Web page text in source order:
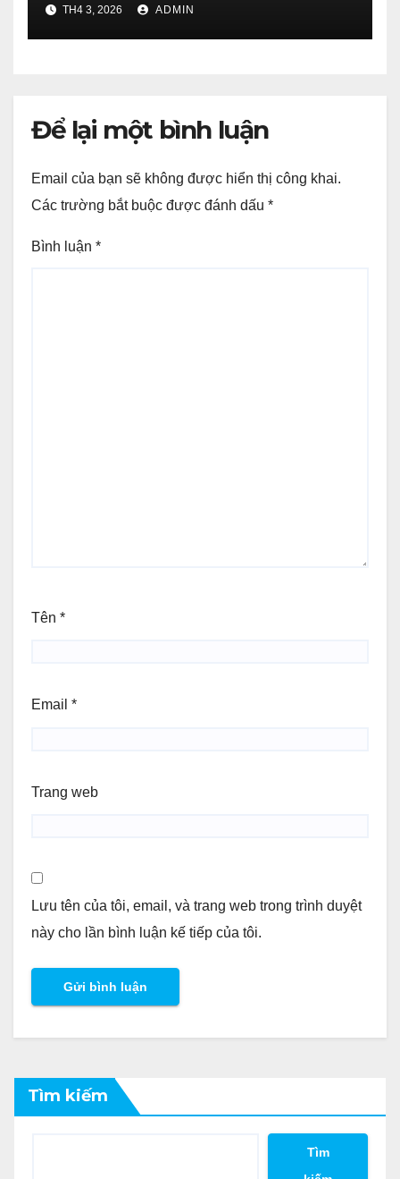
TH4 3, 2026 ADMIN
Để lại một bình luận
Email của bạn sẽ không được hiển thị công khai.
Các trường bắt buộc được đánh dấu *
Bình luận *
Tên *
Email *
Trang web
Lưu tên của tôi, email, và trang web trong trình duyệt
này cho lần bình luận kế tiếp của tôi.
Tìm kiếm
Tìm